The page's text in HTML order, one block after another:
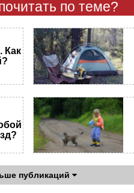
по теме?
Как
публикаций